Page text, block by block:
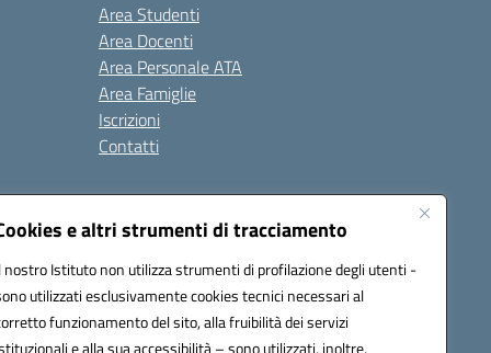
e altri strumenti di tracciamento
nostro Istituto non utilizza strumenti di profilazione degli utenti -
utilizzati esclusivamente cookies tecnici necessari al
funzionamento del sito, alla fruibilità dei servizi
e alla sua accessibilità – sono utilizzati, inoltre,
Area Studenti
Area Docenti
Area Personale ATA
Area Famiglie
Iscrizioni
Contatti